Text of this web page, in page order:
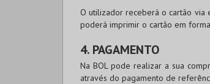
O utilizador receberá o cartão via
poderá imprimir o cartão em
4. PAGAMENTO
Na BOLpode realizar a sua
através do pagamento de